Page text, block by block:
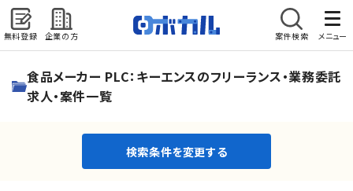
無料登録 企業の方 案件検索 メニュー
検索条件を変更する
食品メーカー PLC：キーエンスのフリーランス・業務委託
求人・案件一覧
検索条件を変更する